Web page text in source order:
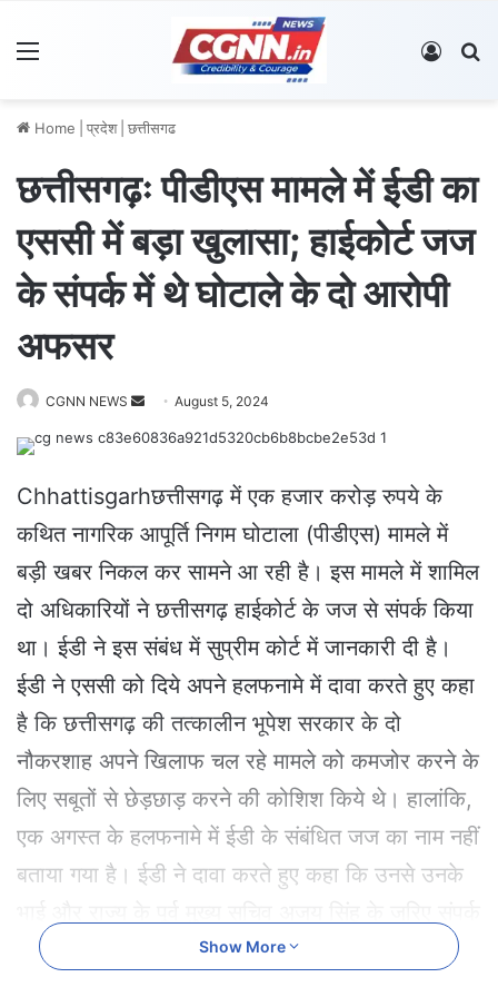
Log In
Home प्रदेश छत्तीसगढ
छत्तीसगढ़ः पीडीएस मामले में ईडी का
एससी में बड़ा खुलासा; हाईकोर्ट जज
के संपर्क में थे घोटाले के दो आरोपी
अफसर
CGNN NEWS
e
a
n
e
a
i
August 5, 2024
Chhattisgarhछत्तीसगढ़ में एक हजार करोड़ रुपये के
कथित नागरिक आपूर्ति निगम घोटाला (पीडीएस) मामले में
बड़ी खबर निकल कर सामने आ रही है। इस मामले में शामिल
दो अधिकारियों ने छत्तीसगढ़ हाईकोर्ट के जज से संपर्क किया
था। ईडी ने इस संबंध में सुप्रीम कोर्ट में जानकारी दी है।
ईडी ने एससी को दिये अपने हलफनामे में दावा करते हुए कहा
है कि छत्तीसगढ़ की तत्कालीन भूपेश सरकार के दो
नौकरशाह अपने खिलाफ चल रहे मामले को कमजोर करने के
लिए सबूतों से छेड़छाड़ करने की कोशिश किये थे। हालांकि,
एक अगस्त के हलफनामे में ईडी के संबंधित जज का नाम नहीं
बताया गया है। ईडी ने दावा करते हुए कहा कि उनसे उनके
किया गया
Show More